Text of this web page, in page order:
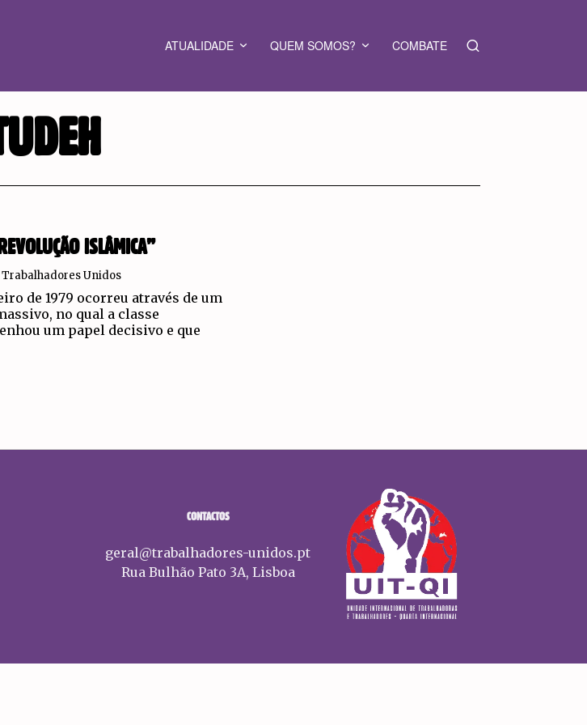
ATUALIDADE QUEM SOMOS? COMBATE
ISLÂMICA”
Trabalhadores Unidos
de 1979 ocorreu através de um
no qual a classe
um papel decisivo e que
CONTACTOS
geral@trabalhadores-unidos.pt
Rua Bulhão Pato 3A, Lisboa